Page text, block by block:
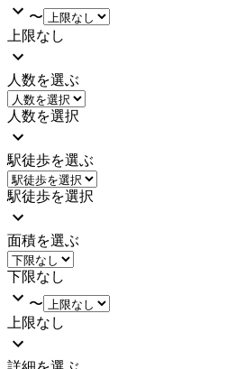
〜
上限なし
人数を選ぶ
人数を選択
駅徒歩を選ぶ
駅徒歩を選択
面積を選ぶ
下限なし
〜
上限なし